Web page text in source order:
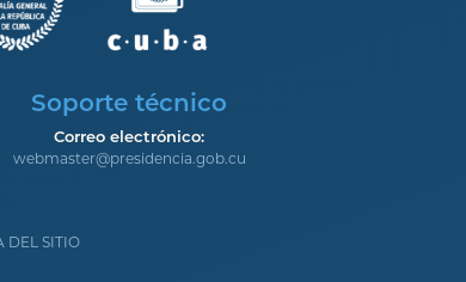
Soporte técnico
Correo electrónico:
webmaster@presidencia.gob.cu
DEL SITIO